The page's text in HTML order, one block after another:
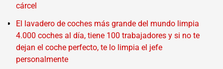
cárcel
El lavadero de coches más grande del mundo limpia
4.000 coches al día, tiene 100 trabajadores y si no te
dejan el coche perfecto, te lo limpia el jefe
personalmente